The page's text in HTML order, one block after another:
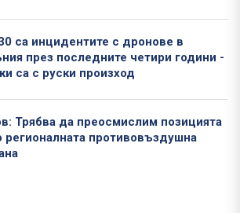
са инцидентите с дронове в
през последните четири години -
са с руски произход
Трябва да преосмислим позицията
регионалната противовъздушна